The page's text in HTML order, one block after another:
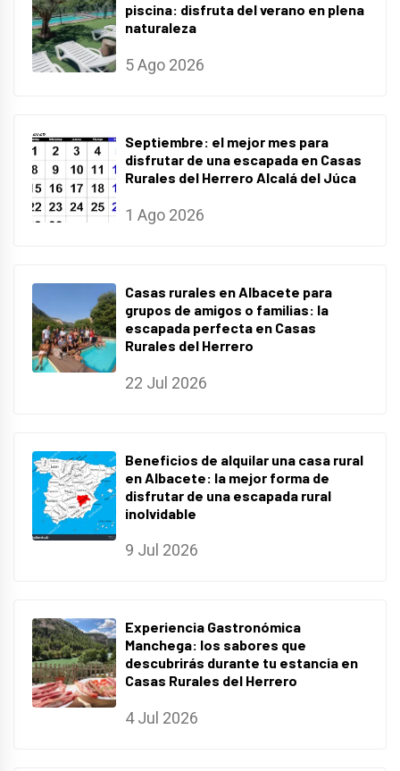
piscina: disfruta del verano en plena
naturaleza
5 Ago 2026
Septiembre: el mejor mes para
disfrutar de una escapada en Casas
Rurales del Herrero Alcalá del Júca
1 Ago 2026
Casas rurales en Albacete para
grupos de amigos o familias: la
escapada perfecta en Casas
Rurales del Herrero
22 Jul 2026
Beneficios de alquilar una casa rural
en Albacete: la mejor forma de
disfrutar de una escapada rural
inolvidable
9 Jul 2026
Experiencia Gastronómica
Manchega: los sabores que
descubrirás durante tu estancia en
Casas Rurales del Herrero
4 Jul 2026